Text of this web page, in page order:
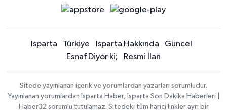
Isparta Türkiye Isparta Hakkında
Güncel
Esnaf Diyor ki;
Resmi İlan
Sitede yayınlanan içerik ve yorumlardan yazarları sorumludur.
Yayınlanan yorumlardan Isparta Haber, Isparta Son Dakika Haberleri |
Haber32 sorumlu tutulamaz. Sitedeki tüm harici linkler ayrı bir